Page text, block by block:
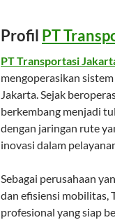
Profil PT
PT Transportasi
mengoperasikan
Jakarta. Sejak
berkembang menjadi
dengan jaringan rute
inovasi dalam
Sebagai perusahaan
dan efisiensi mobilitas,
profesional yang siap